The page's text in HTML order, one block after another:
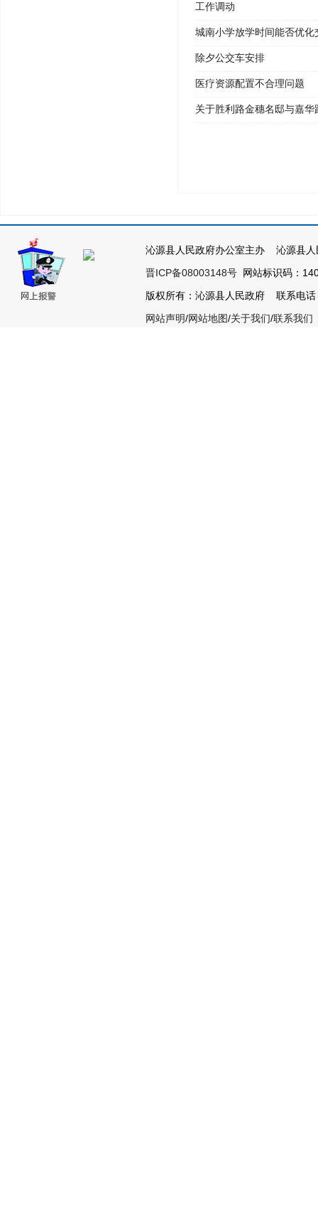
工作调动
城南小学放学时间能否优化
除夕公交车安排
医疗资源配置不合理问题
关于胜利路金穗名邸与嘉
沁源县人民政府办公室主办 沁源县
晋ICP备08003148号 网站标识码：
版权所有：沁源县人民政府 联系电
网站声明/网站地图/关于我们/联系我们